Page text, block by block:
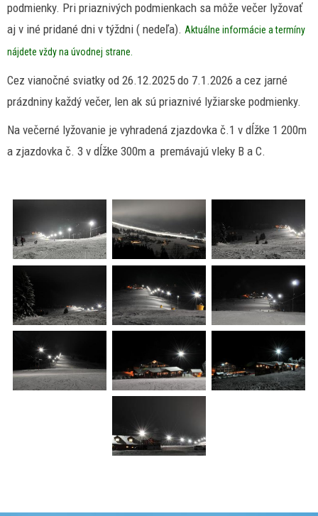
podmienky. Pri priaznivých podmienkach sa môže večer lyžovať
aj v iné pridané dni v týždni ( nedeľa). Aktuálne informácie a termíny
nájdete vždy na úvodnej strane.
Cez vianočné sviatky od 26.12.2025 do 7.1.2026 a cez jarné
prázdniny každý večer, len ak sú priaznivé lyžiarske podmienky.
Na večerné lyžovanie je vyhradená zjazdovka č.1 v dĺžke 1 200m
a zjazdovka č. 3 v dĺžke 300m a premávajú vleky B a C.